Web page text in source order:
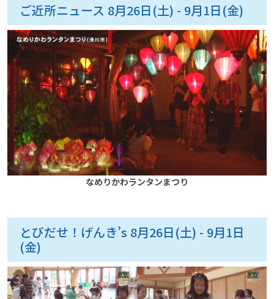
ご近所ニュース 8月26日(土) - 9月1日(金)
なめりかわランタンまつり
とびだせ！げんき’s 8月26日(土) - 9月1日
(金)